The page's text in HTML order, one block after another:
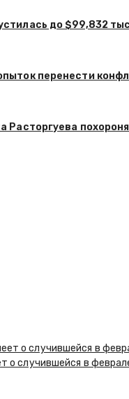
до $99,832
перенести
Расторгуева
о случившейся в